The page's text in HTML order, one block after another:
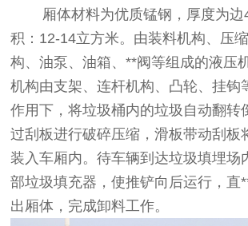
厢体材料为优质锰钢，厚度为边
积：12-14立方米。由装料机构、压
构、油泵、油箱、**阀等组成的液压
机构由支架、连杆机构、凸轮、挂钩
作用下，将垃圾桶内的垃圾自动翻转
过刮板进行破碎压缩，滑板带动刮板
装入车厢内。待车辆到达垃圾填埋场
部垃圾填充器，使推铲向后运行，直
出厢体，完成卸料工作。